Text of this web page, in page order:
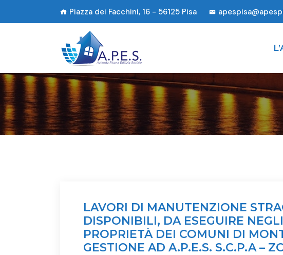
Piazza dei Facchini, 16 - 56125 Pisa
LAVORI DI MANUTENZIONE
DISPONIBILI, DA ESEGUIRE
PROPRIETÀ DEI COMUNI DI
GESTIONE AD A.P.E.S. S.C.P.A –